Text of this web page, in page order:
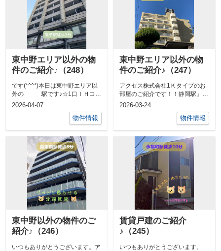
東中野エリア以外の物
件のご紹介♪（248）
です(*^^*)本日は東中野エリア以
外の 駅です♪☆1口ＩＨコン
ロ付きのミニキッチン☆温水洗浄
2026-04-07
物件情報
東中野エリア以外の物
件のご紹介♪（247）
アクセス株式会社1Ｋタイプのお
部屋のご紹介です！！静岡駅』分
☆静岡鉄道『今回募集のお部屋
2026-03-24
物件情報
東中野以外の物件のご
紹介♪（246）
いつもありがとうございます。ア
賃貸戸建のご紹介
♪（245）
いつもありがとうございます。